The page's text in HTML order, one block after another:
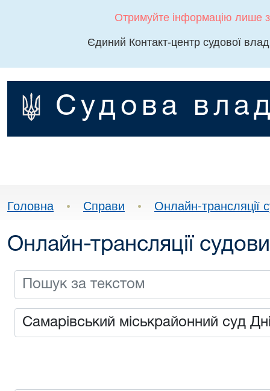
Отримуйте інформацію лише
Єдиний Контакт-центр судової
Судова
Головна • Справи • Онлайн-трансляції
Онлайн-трансляції